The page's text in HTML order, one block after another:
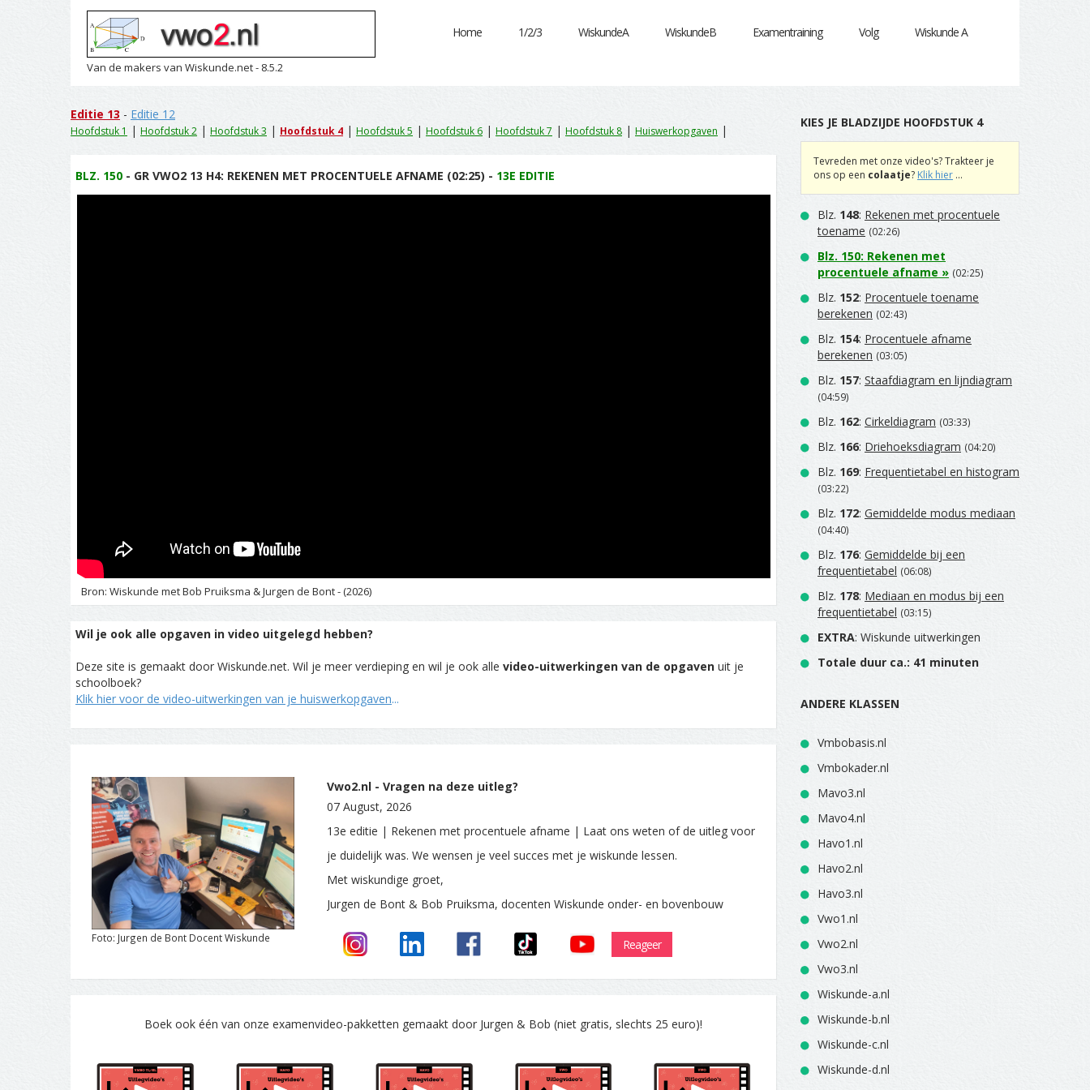
Van de makers van Wiskunde.net - 8.5.2
Home 1/2/3 WiskundeA WiskundeB Examentraining Volg Wiskunde A
Editie 13 - Editie 12
Hoofdstuk 1 | Hoofdstuk 2 | Hoofdstuk 3 | Hoofdstuk 4 | Hoofdstuk 5 | Hoofdstuk 6 | Hoofdstuk 7 | Hoofdstuk 8 | Huiswerkopgaven |
BLZ. 150 - GR VWO2 13 H4: REKENEN MET PROCENTUELE AFNAME (02:25) - 13E EDITIE
Bron: Wiskunde met Bob Pruiksma & Jurgen de Bont - (2026)
Wil je ook alle opgaven in video uitgelegd hebben?
Deze site is gemaakt door Wiskunde.net. Wil je meer verdieping en wil je ook alle video-uitwerkingen van de opgaven uit je
schoolboek?
Klik hier voor de video-uitwerkingen van je huiswerkopgaven...
Foto: Jurgen de Bont Docent Wiskunde
Vwo2.nl - Vragen na deze uitleg?
07 August, 2026
13e editie | Rekenen met procentuele afname | Laat ons weten of de uitleg voor
je duidelijk was. We wensen je veel succes met je wiskunde lessen.
Met wiskundige groet,
Jurgen de Bont & Bob Pruiksma, docenten Wiskunde onder- en bovenbouw
Reageer
Boek ook één van onze examenvideo-pakketten gemaakt door Jurgen & Bob (niet gratis, slechts 25 euro)!
KIES JE BLADZIJDE HOOFDSTUK 4
Tevreden met onze video's? Trakteer je
ons op een colaatje? Klik hier ...
Blz. 148: Rekenen met procentuele
toename (02:26)
Blz. 150: Rekenen met
procentuele afname » (02:25)
Blz. 152: Procentuele toename
berekenen (02:43)
Blz. 154: Procentuele afname
berekenen (03:05)
Blz. 157: Staafdiagram en lijndiagram
(04:59)
Blz. 162: Cirkeldiagram (03:33)
Blz. 166: Driehoeksdiagram (04:20)
Blz. 169: Frequentietabel en histogram
(03:22)
Blz. 172: Gemiddelde modus mediaan
(04:40)
Blz. 176: Gemiddelde bij een
frequentietabel (06:08)
Blz. 178: Mediaan en modus bij een
frequentietabel (03:15)
EXTRA: Wiskunde uitwerkingen
Totale duur ca.: 41 minuten
ANDERE KLASSEN
Vmbobasis.nl
Vmbokader.nl
Mavo3.nl
Mavo4.nl
Havo1.nl
Havo2.nl
Havo3.nl
Vwo1.nl
Vwo2.nl
Vwo3.nl
Wiskunde-a.nl
Wiskunde-b.nl
Wiskunde-c.nl
Wiskunde-d.nl